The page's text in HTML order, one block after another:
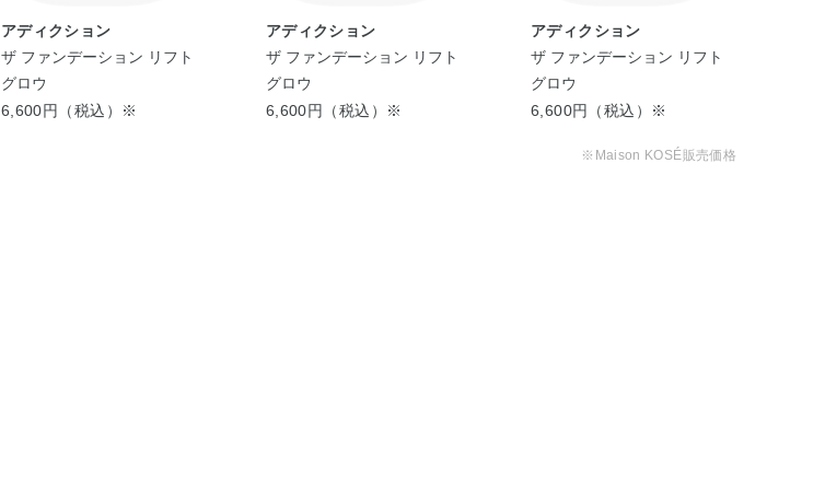
アディクション
ザ ファンデーション リフト
グロウ
6,600円（税込）※
アディクション
ザ ファンデーション リフト
グロウ
6,600円（税込）※
アディクション
ザ ファンデーション リフト
グロウ
6,600円（税込）※
※Maison KOSÉ販売価格